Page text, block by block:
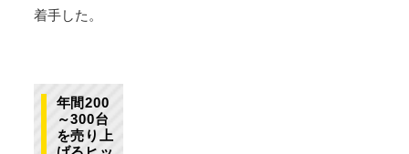
着手した。
年間200
～300台
を売り上